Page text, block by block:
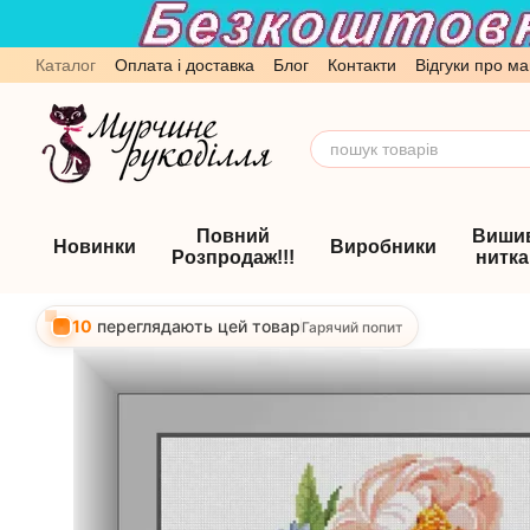
Перейти до основного контенту
Каталог Оплата і доставка Блог Контакти
Відгуки про
Обмін та повернення
Угода користувача
Новинки
Повний
Розпродаж!!!
Виробники
10 переглядають цей товарГарячий попит